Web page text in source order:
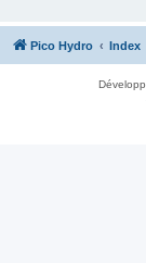
Pico Hydro Index